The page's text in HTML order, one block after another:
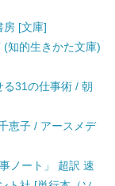
房 [文庫]
知的生きかた文庫)
る31の仕事術 / 朝
恵子 / アースメデ
ノート」 超訳 速